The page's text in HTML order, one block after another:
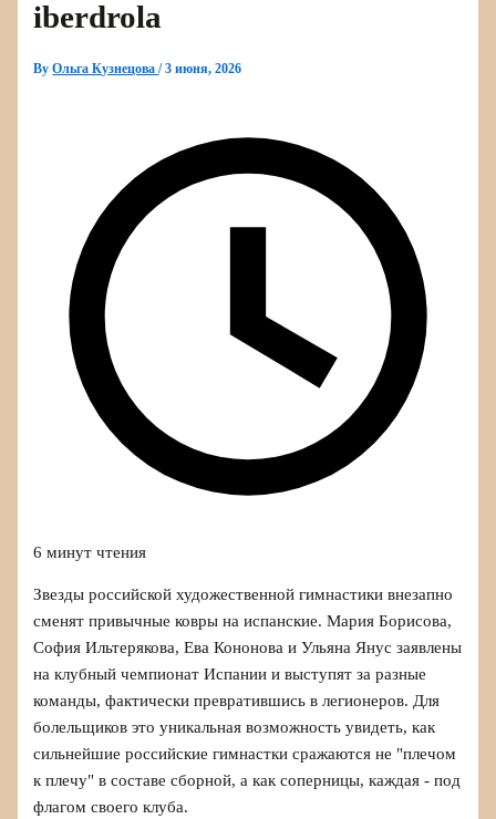
iberdrola
ByОльга Кузнецова/3 июня, 2026
6 минут чтения
Звезды российской художественной гимнастики внезапно
сменят привычные ковры на испанские. Мария Борисова,
София Ильтерякова, Ева Кононова и Ульяна Янус заявлены
на клубный чемпионат Испании и выступят за разные
команды, фактически превратившись в легионеров. Для
болельщиков это уникальная возможность увидеть, как
сильнейшие российские гимнастки сражаются не "плечом
к плечу" в составе сборной, а как соперницы, каждая - под
флагом своего клуба.